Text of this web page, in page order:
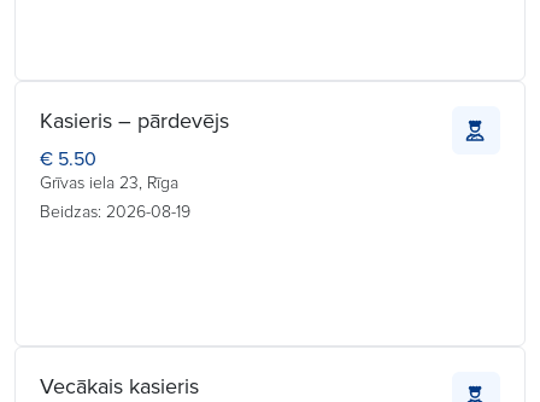
Kasieris – pārdevējs
€ 5.50
Grīvas iela 23, Rīga
Beidzas: 2026-08-19
Vecākais kasieris